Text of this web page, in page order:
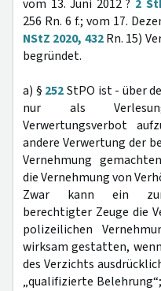
vom 13. Juni 2012 ? 2
256 Rn. 6 f.; vom 17.
NStZ 2020, 432Rn. 15)
begründet.
a) § 252StPO ist - über
nur als
Verwertungsverbot
andere Verwertung der
Vernehmung
die Vernehmung von
Zwar kann ein zur
berechtigter Zeuge die
polizeilichen
wirksam gestatten,
des Verzichts
„qualifizierte